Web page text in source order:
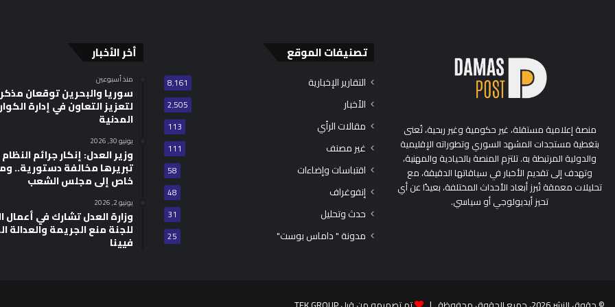
منصة إعلامية مستقلة، غير حكومية وغير ربحية، تُعنى
بتغطية مستجدات المشهد السوري وتطوراته الإقليمية
والدولية المرتبطة به. تلتزم المنصة بالحيادية والمهنية،
وتهدف إلى تقديم الأخبار في سياقاتها الدقيقة، مع
تحليلات معمقة تُبرز أبعاد الأحداث المختلفة، بعيدًا عن أي
تحيز أيديولوجي أو سياسي.
تصنيفات الموقع
التقارير الإخبارية 8٬161
الأخبار 2٬505
مقالات الرأي 113
غير مصنف 111
اقتباسات وإضاءات 58
إنفوغراف 48
حدث وتحليل 31
مدونة " داماس بوست" 25
أخر الأخبار
منذ أسبوعين
سوريا والبحرين توقعان
لتعزيز التعاون في إدارة
المدنية
يونيو 30, 2026
وزير العدل: إنكار جرائم النظام
تبريرها مخالفة دستورية..
خاص إلى مجلس الشعب
يونيو 2, 2026
للجنة منع الجريمة والعدالة
فيينا